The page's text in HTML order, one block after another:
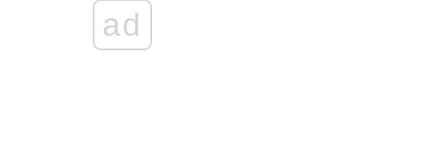
ad